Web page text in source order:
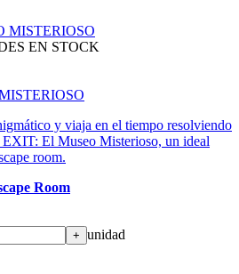
EN STOCK
y viaja en el tiempo resolviendo
EXIT: El Museo Misterioso, un ideal
room.
Room
+ unidad